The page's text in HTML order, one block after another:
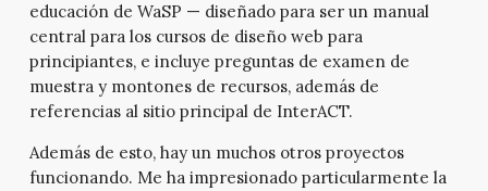
educación de WaSP — diseñado para ser un manual
central para los cursos de diseño web para
principiantes, e incluye preguntas de examen de
muestra y montones de recursos, además de
referencias al sitio principal de InterACT.
Además de esto, hay un muchos otros proyectos
funcionando. Me ha impresionado particularmente la